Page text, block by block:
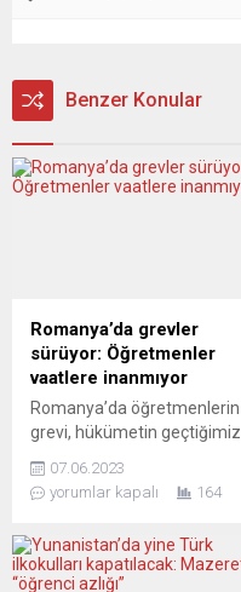
Benzer Konular
Romanya’da grevler
sürüyor: Öğretmenler
vaatlere inanmıyor
Romanya’da öğretmenlerin
grevi, hükümetin geçtiğimiz
kararnamesiyle maaşları
derhal artırmasına ve
daha da yükselteceğini ilan
etmesine rağmen devam
07.06.2023
yorumlar kapalı
164